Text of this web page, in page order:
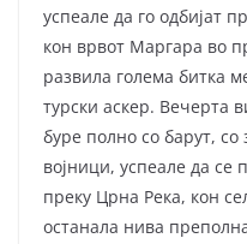
успеале да го одбијат
кон врвот Маргара во
развила голема битка
турски аскер. Вечерта
буре полно со барут,
војници, успеале да се
преку Црна Река, кон
останала нива